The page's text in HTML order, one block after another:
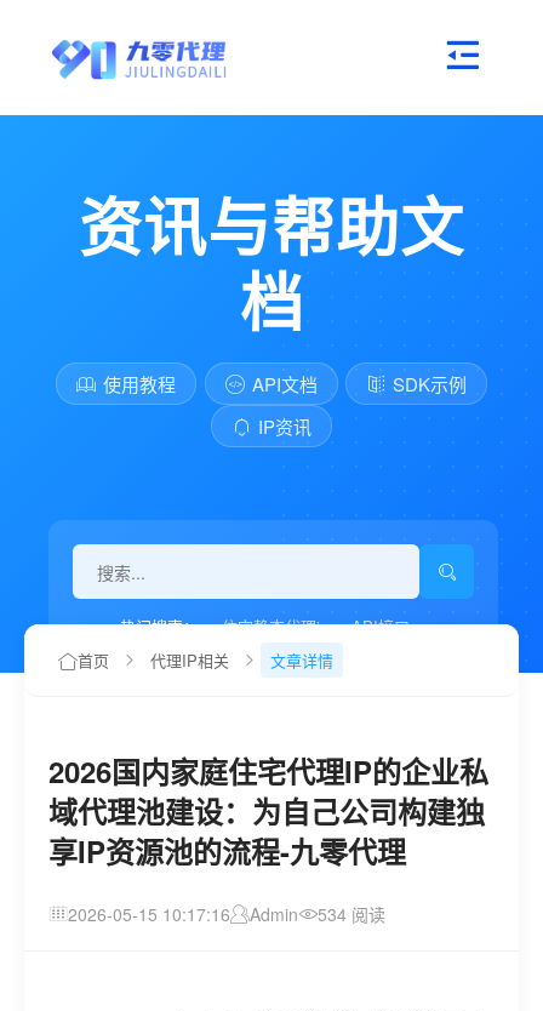
资讯与帮助文
档
使用教程 API文档
SDK示例
IP资讯
热门搜索： 住宅静态代理ip
API接口
代理IP如何设置
首页 代理IP相关 文章详情
2026国内家庭住宅代理IP的企业私
域代理池建设：为自己公司构建独
享IP资源池的流程-九零代理
2026-05-15 10:17:16 Admin 534 阅读